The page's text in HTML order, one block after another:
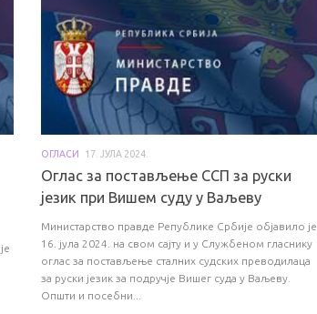
ОГЛАСИ 17. ЈУЛА 2024.
Оглас за постављење ССП за руски
језик при Вишем суду у Ваљеву
Министарство правде Републике Србије објавило је
16. јула 2024. на свом сајту и у Службеном гласнику
оглас за постављење сталних судских преводилаца
за руски језик за подручје Вишег суда у Ваљеву.
Општи и посебни...